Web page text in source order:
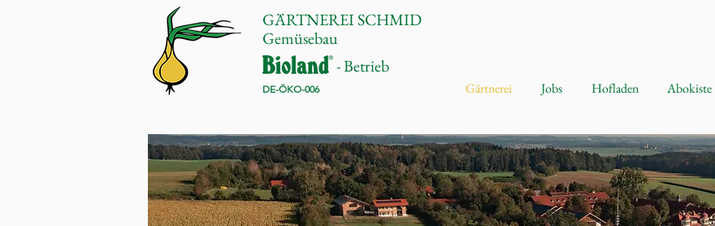
GÄRTNEREI SCHMID
Gemüsebau
- Betrieb
DE-ÖKO-006 Gärtnerei Jobs Hofladen Abokiste